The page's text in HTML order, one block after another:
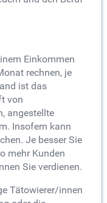
Einkommen
rechnen, je
ist das
von
angestellte
Insofern kann
Je besser Sie
mehr Kunden
Sie verdienen.
Tätowierer/innen